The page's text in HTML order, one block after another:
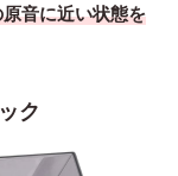
音に近い状態を
ク